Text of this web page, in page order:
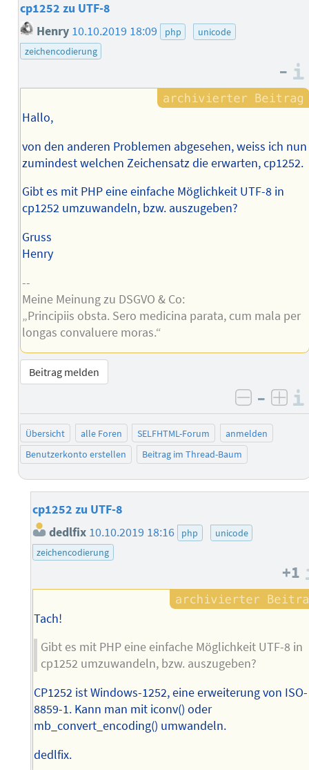
cp1252 zu UTF-8
Henry 10.10.2019 18:09 php
unicode
zeichencodierung
–
Hallo,
von den anderen Problemen abgesehen, weiss ich nun
zumindest welchen Zeichensatz die erwarten, cp1252.
Gibt es mit PHP eine einfache Möglichkeit UTF-8 in
cp1252 umzuwandeln, bzw. auszugeben?
Gruss
Henry
--
Meine Meinung zu DSGVO & Co:
„Principiis obsta. Sero medicina parata, cum mala per
longas convaluere moras.“
Beitrag melden
negativ
–
Übersicht alle Foren SELFHTML-Forum
anmelden
Benutzerkonto erstellen
Beitrag im Thread-Baum
cp1252 zu UTF-8
dedlfix 10.10.2019 18:16 php
unicode
zeichencodierung
+1
Tach!
Gibt es mit PHP eine einfache Möglichkeit UTF-8 in
cp1252 umzuwandeln, bzw. auszugeben?
CP1252 ist Windows-1252, eine erweiterung von ISO-
8859-1. Kann man mit iconv() oder
mb_convert_encoding() umwandeln.
dedlfix.